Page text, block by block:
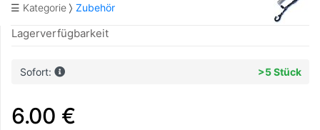
☰ Kategorie Zubehör
Lagerverfügbarkeit
Sofort: >5 Stück
6.00 €